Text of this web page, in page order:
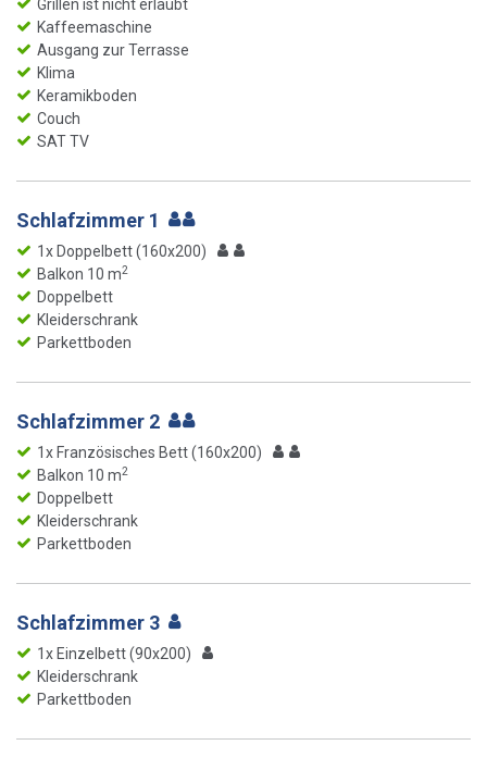
Grillen ist nicht erlaubt
Kaffeemaschine
Ausgang zur Terrasse
Klima
Keramikboden
Couch
SAT TV
Schlafzimmer 1
1x Doppelbett (160x200)
Balkon 10 m2
Doppelbett
Kleiderschrank
Parkettboden
Schlafzimmer 2
1x Französisches Bett (160x200)
Balkon 10 m2
Doppelbett
Kleiderschrank
Parkettboden
Schlafzimmer 3
1x Einzelbett (90x200)
Kleiderschrank
Parkettboden